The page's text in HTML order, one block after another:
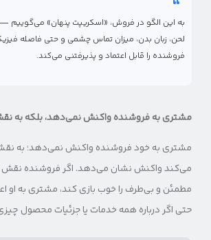
به این الگو در فروش، «اسکریپت پنهان» می‌گوییم —
لحن، زبان بدن، میزان تماس چشمی و حتی فاصله
فروشنده را قابل اعتماد و پذیرفتنی می‌کند.
مشتری به فروشنده واکنش نمی‌دهد، بلکه به
مشتری به خود فروشنده واکنش نمی‌دهد؛ به نقشی
می‌کند واکنش نشان می‌دهد. اگر فروشنده نقش یک
مطمئن و بی‌طرف را خوب بازی کند، مشتری به او
حتی اگر درباره همه خدمات یا جزئیات محصول